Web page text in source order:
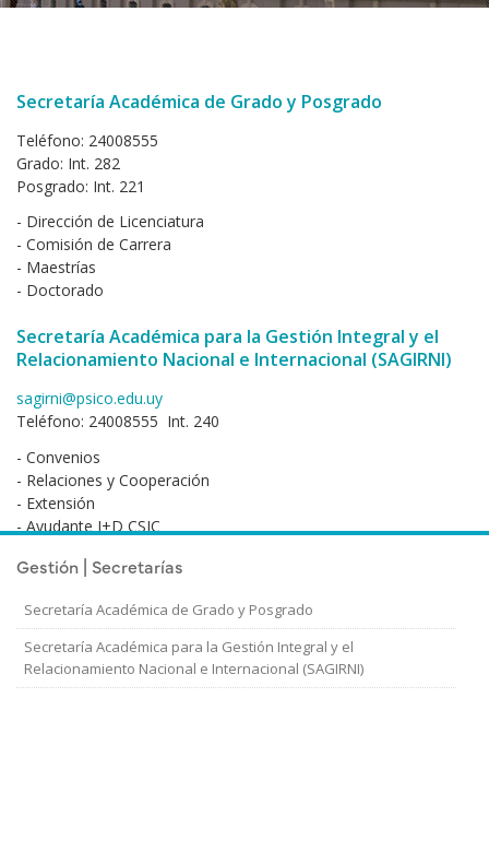
Gestión | Secretarías
Secretaría Académica de Grado y Posgrado
Secretaría Académica para la Gestión Integral y el
Relacionamiento Nacional e Internacional (SAGIRNI)
Secretaría Académica de Grado y Posgrado
Teléfono: 24008555
Grado: Int. 282
Posgrado: Int. 221
- Dirección de Licenciatura
- Comisión de Carrera
- Maestrías
- Doctorado
Secretaría Académica para la Gestión Integral y el
Relacionamiento Nacional e Internacional (SAGIRNI)
sagirni@psico.edu.uy
Teléfono: 24008555 Int. 240
- Convenios
- Relaciones y Cooperación
- Extensión
- Ayudante I+D CSIC